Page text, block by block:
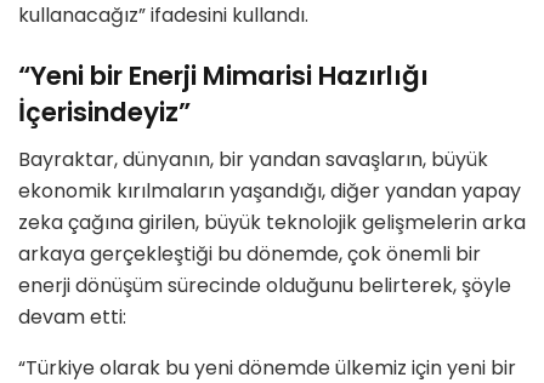
kullanacağız” ifadesini kullandı.
“Yeni bir Enerji Mimarisi Hazırlığı
İçerisindeyiz”
Bayraktar, dünyanın, bir yandan savaşların, büyük
ekonomik kırılmaların yaşandığı, diğer yandan yapay
zeka çağına girilen, büyük teknolojik gelişmelerin arka
arkaya gerçekleştiği bu dönemde, çok önemli bir
enerji dönüşüm sürecinde olduğunu belirterek, şöyle
devam etti:
“Türkiye olarak bu yeni dönemde ülkemiz için yeni bir